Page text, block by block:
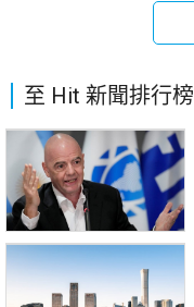
至 Hit 新聞排行榜